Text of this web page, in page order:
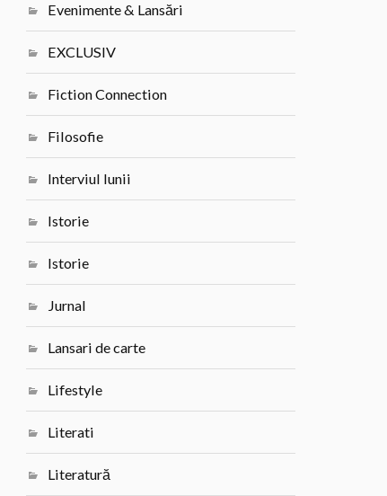
Evenimente & Lansări
EXCLUSIV
Fiction Connection
Filosofie
Interviul lunii
Istorie
Istorie
Jurnal
Lansari de carte
Lifestyle
Literati
Literatură